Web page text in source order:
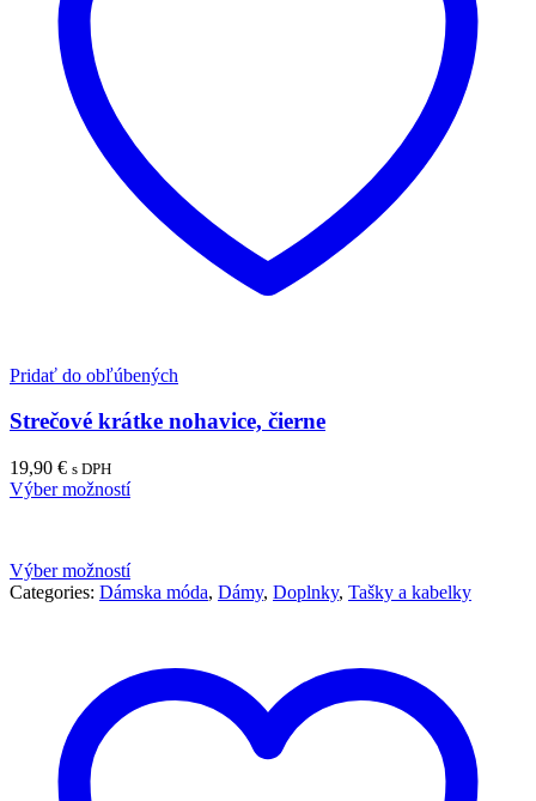
Pridať do obľúbených
Strečové krátke nohavice, čierne
19,90 € s DPH
Výber možností
Výber možností
Categories: Dámska móda, Dámy, Doplnky, Tašky a kabelky